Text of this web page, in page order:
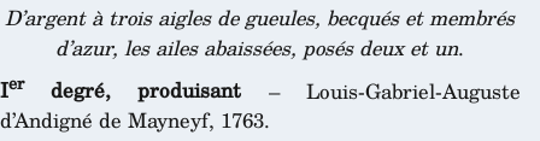
D’argent à trois aigles de gueules, becqués et membrés
d’azur, les ailes abaissées, posés deux et un.
Ierdegré, produisant – Louis-Gabriel-Auguste
d’Andigné de Mayneyf, 1763.